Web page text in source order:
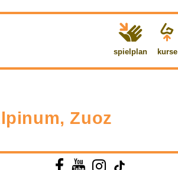
spielplan kurse
Zuoz